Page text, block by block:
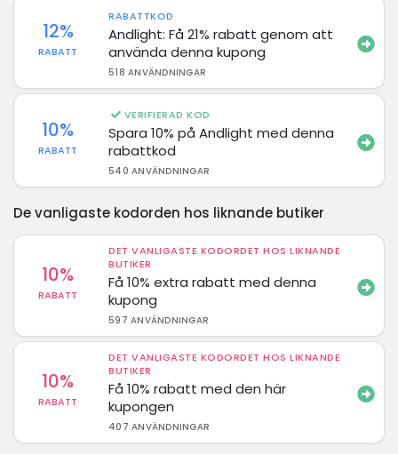
12%
RABATT
RABATTKOD
Andlight: Få 21% rabatt genom att
använda denna kupong
518 ANVÄNDNINGAR
10%
RABATT
VERIFIERAD KOD
Spara 10% på Andlight med denna
rabattkod
540 ANVÄNDNINGAR
De vanligaste kodorden hos liknande butiker
10%
RABATT
DET VANLIGASTE KODORDET HOS LIKNANDE
BUTIKER
Få 10% extra rabatt med denna
kupong
597 ANVÄNDNINGAR
10%
RABATT
DET VANLIGASTE KODORDET HOS LIKNANDE
BUTIKER
Få 10% rabatt med den här
kupongen
407 ANVÄNDNINGAR